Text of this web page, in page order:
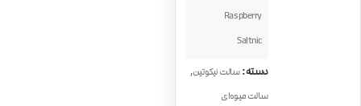
Raspberry
Saltnic
دسته:سالت نیکوتین,
سالت میوه‌ای